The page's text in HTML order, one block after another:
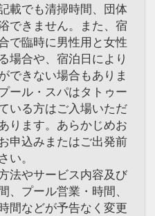
す。
ト（3歳～未就学
だいた（3歳～未就
ッズミールパスポ
なと食事同席の場
てお子様のお食事
載でも清掃時間、団体
できません。また、宿
で臨時に男性用と女性
場合や、宿泊日により
できない場合もありま
ール・スパはタトゥー
いる方はご入場いただ
ります。あらかじめお
申込みまたはご出発前
い。
法やサービス内容及び
、プール営業・時間、
間などが予告なく変更